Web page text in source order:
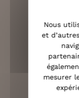
Nous
et
mesurer